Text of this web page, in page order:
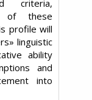
criteria,
of these
profile will
linguistic
ability
and
into